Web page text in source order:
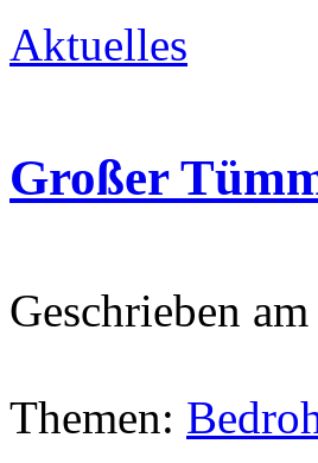
Aktuelles
Großer
Geschrieben am
Themen: